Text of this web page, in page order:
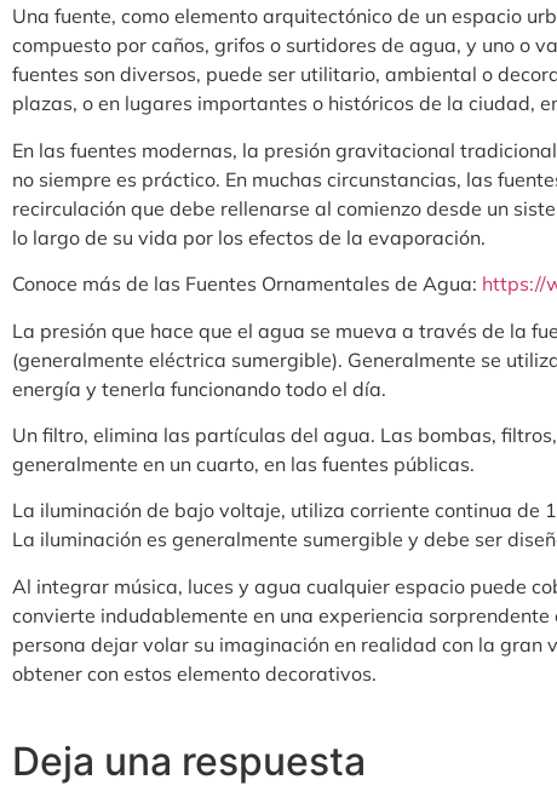
Una fuente, como elemento arquitectónico de un espacio
compuesto por caños, grifos o surtidores de agua, y uno o
fuentes son diversos, puede ser utilitario, ambiental o
plazas, o en lugares importantes o históricos de la ciudad,
En las fuentes modernas, la presión gravitacional
no siempre es práctico. En muchas circunstancias, las
recirculación que debe rellenarse al comienzo desde un
lo largo de su vida por los efectos de la evaporación.
Conoce más de las Fuentes Ornamentales de Agua: https://
La presión que hace que el agua se mueva a través de la
(generalmente eléctrica sumergible). Generalmente se
energía y tenerla funcionando todo el día.
Un filtro, elimina las partículas del agua. Las bombas,
generalmente en un cuarto, en las fuentes públicas.
La iluminación de bajo voltaje, utiliza corriente continua de
La iluminación es generalmente sumergible y debe ser
Al integrar música, luces y agua cualquier espacio puede
convierte indudablemente en una experiencia
persona dejar volar su imaginación en realidad con la gran
obtener con estos elemento decorativos.
Deja una respuesta